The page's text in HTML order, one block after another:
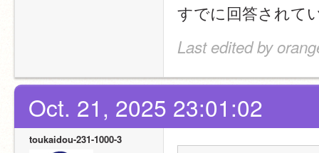
すでに回答されて
Last edited by
Oct. 21, 2025 23:01:02
toukaidou-231-1000-3